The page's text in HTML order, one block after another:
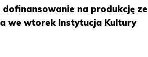
na produkcję ze
we wtorek Instytucja Kultury